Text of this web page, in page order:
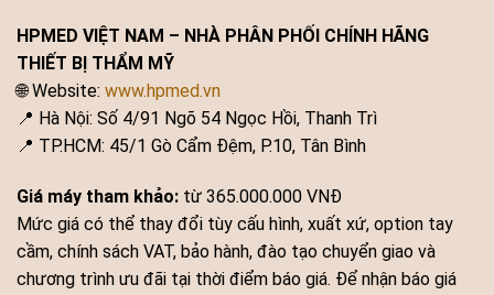
HPMED VIỆT NAM – NHÀ PHÂN PHỐI CHÍNH HÃNG
THIẾT BỊ THẨM MỸ
🌐 Website: www.hpmed.vn
📍 Hà Nội: Số 4/91 Ngõ 54 Ngọc Hồi, Thanh Trì
📍 TP.HCM: 45/1 Gò Cẩm Đệm, P.10, Tân Bình
Giá máy tham khảo: từ 365.000.000 VNĐ
Mức giá có thể thay đổi tùy cấu hình, xuất xứ, option tay
cầm, chính sách VAT, bảo hành, đào tạo chuyển giao và
chương trình ưu đãi tại thời điểm báo giá. Để nhận báo giá